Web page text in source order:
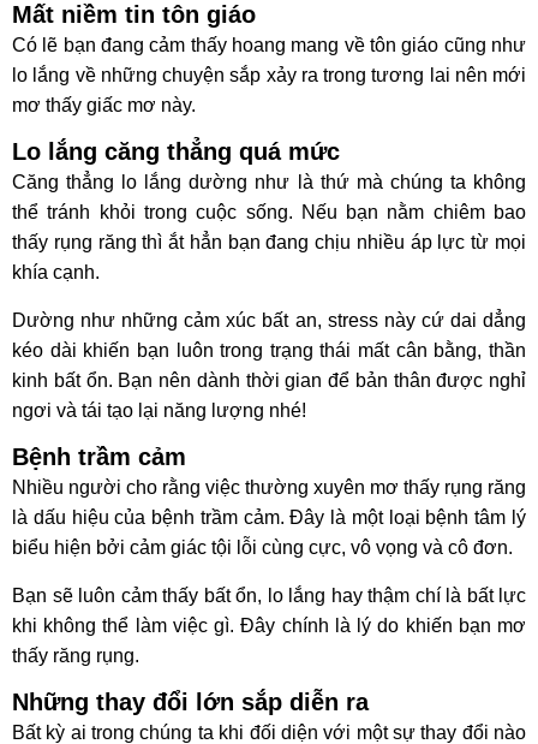
Mất niềm tin tôn giáo
Có lẽ bạn đang cảm thấy hoang mang về tôn giáo cũng như
lo lắng về những chuyện sắp xảy ra trong tương lai nên mới
mơ thấy giấc mơ này.
Lo lắng căng thẳng quá mức
Căng thẳng lo lắng dường như là thứ mà chúng ta không
thể tránh khỏi trong cuộc sống. Nếu bạn nằm chiêm bao
thấy rụng răng thì ắt hẳn bạn đang chịu nhiều áp lực từ mọi
khía cạnh.
Dường như những cảm xúc bất an, stress này cứ dai dẳng
kéo dài khiến bạn luôn trong trạng thái mất cân bằng, thần
kinh bất ổn. Bạn nên dành thời gian để bản thân được nghỉ
ngơi và tái tạo lại năng lượng nhé!
Bệnh trầm cảm
Nhiều người cho rằng việc thường xuyên mơ thấy rụng răng
là dấu hiệu của bệnh trầm cảm. Đây là một loại bệnh tâm lý
biểu hiện bởi cảm giác tội lỗi cùng cực, vô vọng và cô đơn.
Bạn sẽ luôn cảm thấy bất ổn, lo lắng hay thậm chí là bất lực
khi không thể làm việc gì. Đây chính là lý do khiến bạn mơ
thấy răng rụng.
Những thay đổi lớn sắp diễn ra
Bất kỳ ai trong chúng ta khi đối diện với một sự thay đổi nào